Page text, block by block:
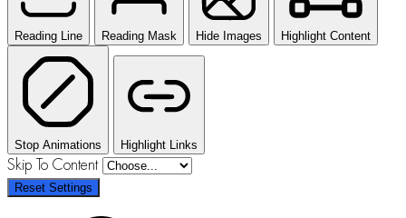
Reading Line Reading Mask Hide Images Highlight Content
Stop Animations Highlight Links
Skip To Content
Reset Settings